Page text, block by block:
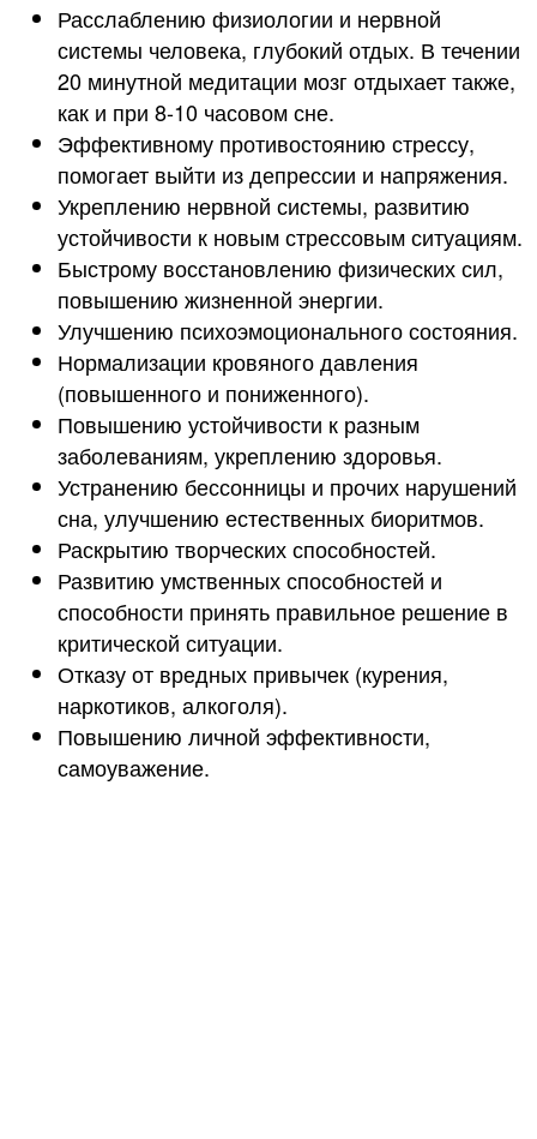
Расслаблению физиологии и нервной
системы человека, глубокий отдых. В течении
20 минутной медитации мозг отдыхает также,
как и при 8-10 часовом сне.
Эффективному противостоянию стрессу,
помогает выйти из депрессии и напряжения.
Укреплению нервной системы, развитию
устойчивости к новым стрессовым ситуациям.
Быстрому восстановлению физических сил,
повышению жизненной энергии.
Улучшению психоэмоционального состояния.
Нормализации кровяного давления
(повышенного и пониженного).
Повышению устойчивости к разным
заболеваниям, укреплению здоровья.
Устранению бессонницы и прочих нарушений
сна, улучшению естественных биоритмов.
Раскрытию творческих способностей.
Развитию умственных способностей и
способности принять правильное решение в
критической ситуации.
Отказу от вредных привычек (курения,
наркотиков, алкоголя).
Повышению личной эффективности,
самоуважение.